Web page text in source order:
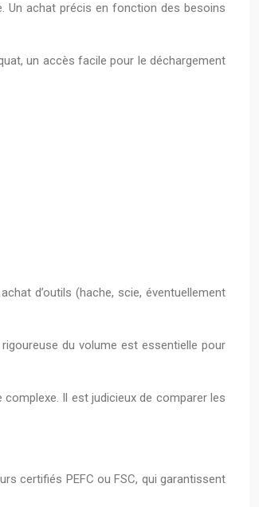
Un achat précis en fonction des besoins
un accès facile pour le déchargement
d’outils (hache, scie, éventuellement
du volume est essentielle pour
Il est judicieux de comparer les
certifiés PEFC ou FSC, qui garantissent